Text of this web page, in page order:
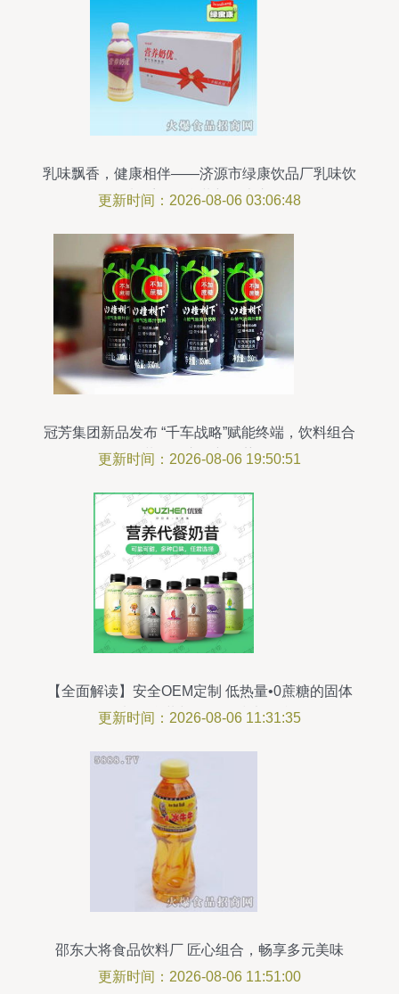
乳味飘香，健康相伴——济源市绿康饮品厂乳味饮
料系列组合装新品上市
更新时间：2026-08-06 03:06:48
冠芳集团新品发布 “千车战略”赋能终端，饮料组合
装引领市场新趋势
更新时间：2026-08-06 19:50:51
【全面解读】安全OEM定制 低热量•0蔗糖的固体
饮料组合装与代工厂技术矩阵
更新时间：2026-08-06 11:31:35
邵东大将食品饮料厂 匠心组合，畅享多元美味
更新时间：2026-08-06 11:51:00